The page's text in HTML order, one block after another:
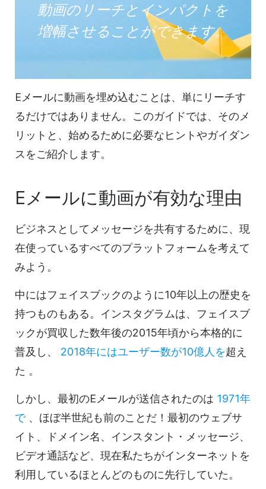
動画の リーチとインパクトを
増幅させることができます。
Eメールに動画を埋め込むことは、単にリーチす
るだけではありません。このガイドでは、そのメ
リットと、始めるために必要なヒントやガイダン
スをご紹介します。
Eメールに動画が有効な理由
ビジネスとしてメッセージを共有するために、現
在使っているすべてのプラットフォームを考えて
みよう。
中にはフェイスブックのように10年以上の歴史を
持つものもある。インスタグラムは、フェイスブ
ックが買収した数年後の2015年頃から本格的に
普及し、 2018年にはユーザー数が10億人を超え
た 。
しかし、最初のEメールが送信されたのは 1971年
で 、ほぼ半世紀も前のことだ！最初のウェブサ
イト、ドメイン名、インスタント・メッセージ、
ビデオ通話など、現在私たちがインターネットを
利用しているほとんどのものに先行していた。